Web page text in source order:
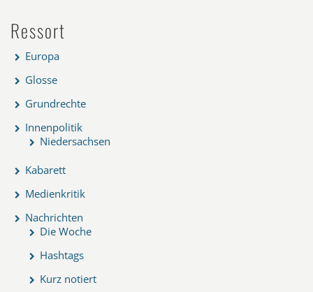
Ressort
Europa
Glosse
Grundrechte
Innenpolitik
Niedersachsen
Kabarett
Medienkritik
Nachrichten
Die Woche
Hashtags
Kurz notiert